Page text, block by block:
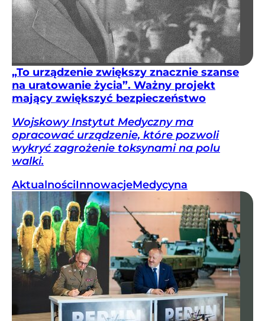
„To urządzenie zwiększy znacznie szanse
na uratowanie życia”. Ważny projekt
mający zwiększyć bezpieczeństwo
Wojskowy Instytut Medyczny ma
opracować urządzenie, które pozwoli
wykryć zagrożenie toksynami na polu
walki.
AktualnościInnowacjeMedycyna